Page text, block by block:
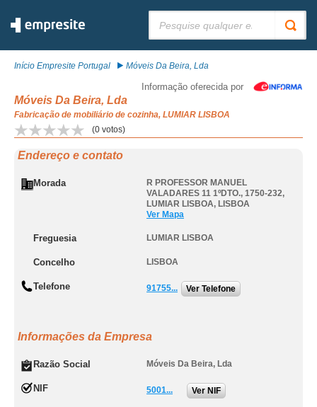
Início Empresite Portugal Móveis Da Beira, Lda
Informação oferecida por
Móveis Da Beira, Lda
Fabricação de mobiliário de cozinha, LUMIAR LISBOA
(0 votos)
Endereço e contato
Morada
R PROFESSOR MANUEL
VALADARES 11 1ºDTO., 1750-232,
LUMIAR LISBOA, LISBOA
Ver Mapa
Freguesia LUMIAR LISBOA
Concelho LISBOA
Telefone 91755... Ver Telefone
Informações da Empresa
Razão Social Móveis Da Beira, Lda
NIF 5001... Ver NIF